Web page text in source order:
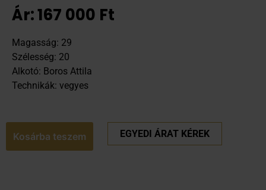
Ár:167 000 Ft
Magasság: 29
Szélesség: 20
Alkotó: Boros Attila
Technikák: vegyes
Kosárba teszem EGYEDI ÁRAT KÉREK